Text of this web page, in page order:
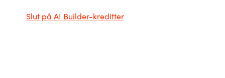
Slut på AI Builder-kreditter